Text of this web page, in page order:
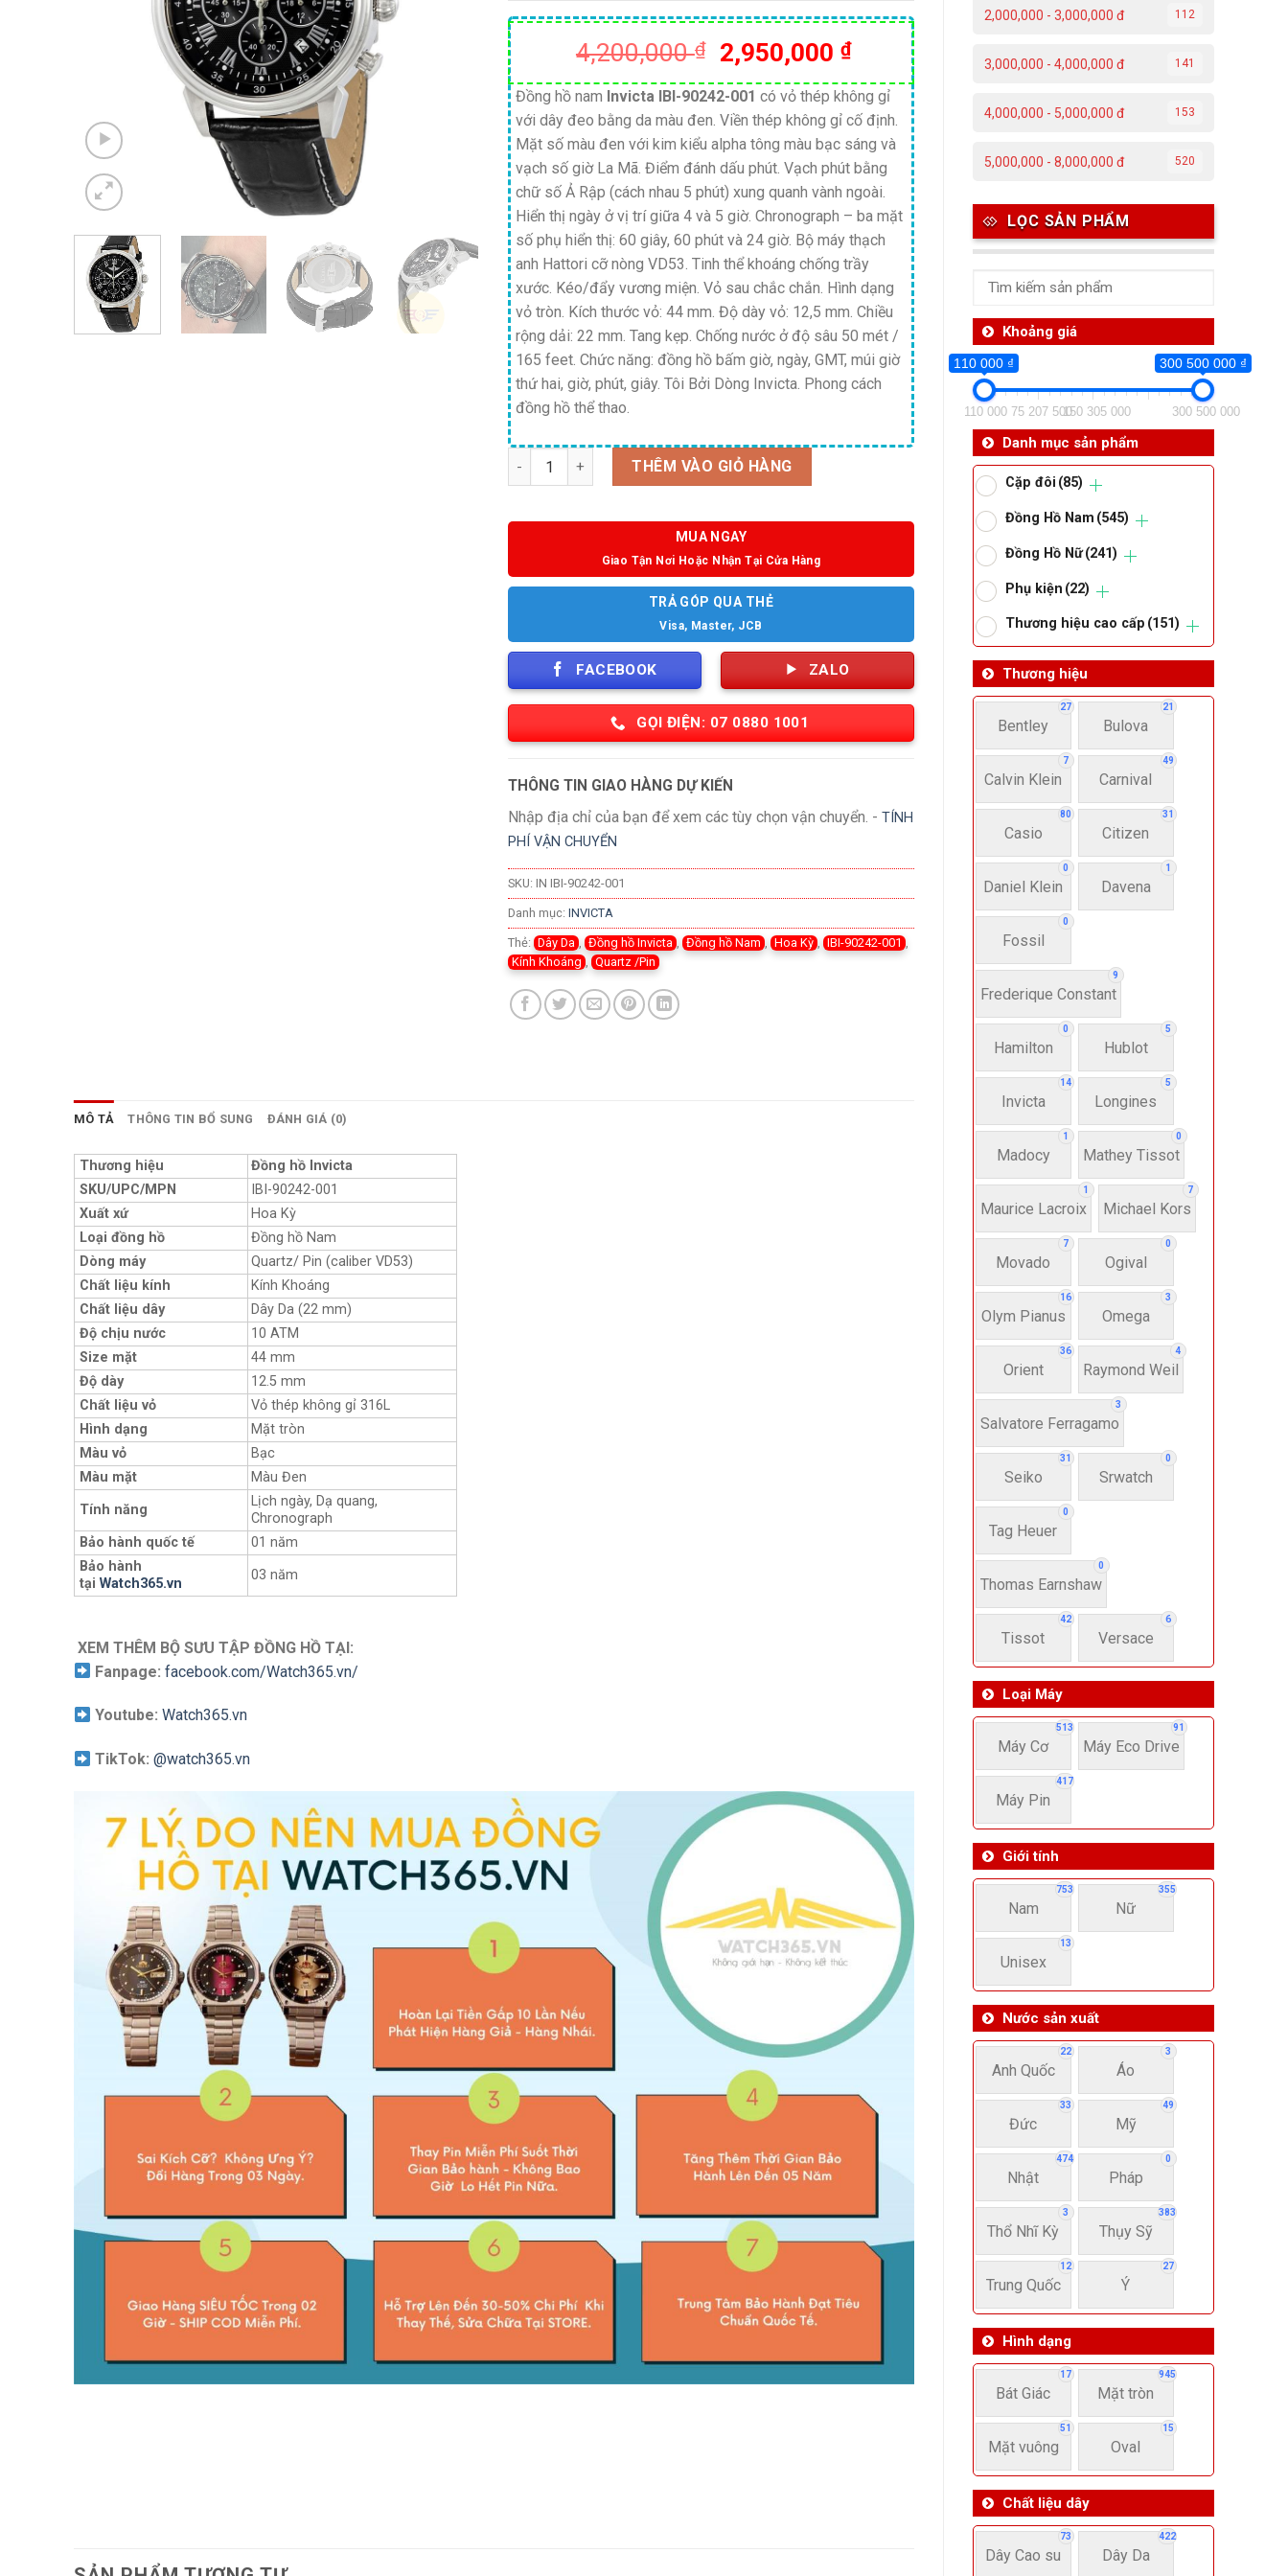
2,000,000 - 3,000,000 đ 112
3,000,000 - 4,000,000 đ 141
4,000,000 - 5,000,000 đ 153
5,000,000 - 8,000,000 đ 520
LỌC SẢN PHẨM
Khoảng giá
110 000 ₫ 300 500 000 ₫
110 000 75 207 500150 305 000 300 500 000
Danh mục sản phẩm
Cặp đôi (85)
Đồng Hồ Nam (545)
Đồng Hồ Nữ (241)
Phụ kiện (22)
Thương hiệu cao cấp (151)
Thương hiệu
27
Bentley
21
Bulova
7
Calvin Klein
49
Carnival
80
Casio
31
Citizen
0
Daniel Klein
1
Davena
0
Fossil
9
Frederique Constant
0
Hamilton
5
Hublot
14
Invicta
5
Longines
1
Madocy
0
Mathey Tissot
1
Maurice Lacroix
7
Michael Kors
7
Movado
0
Ogival
16
Olym Pianus
3
Omega
36
Orient
4
Raymond Weil
3
Salvatore Ferragamo
31
Seiko
0
Srwatch
0
Tag Heuer
0
Thomas Earnshaw
42
Tissot
6
Versace
Loại Máy
513
Máy Cơ
91
Máy Eco Drive
417
Máy Pin
Giới tính
753
Nam
355
Nữ
13
Unisex
Nước sản xuất
22
Anh Quốc
3
Áo
33
Đức
49
Mỹ
474
Nhật
0
Pháp
3
Thổ Nhĩ Kỳ
383
Thụy Sỹ
12
Trung Quốc
27
Ý
Hình dạng
17
Bát Giác
945
Mặt tròn
51
Mặt vuông
15
Oval
Chất liệu dây
73
Dây Cao su
422
Dây Da
4,200,000₫
Giá
gốc
là:
4,200,000 ₫.
2,950,000 ₫Giá
hiện
tại
là:
2,950,000 ₫.
Đồng hồ nam Invicta IBI-90242-001 có vỏ thép không gỉ
với dây đeo bằng da màu đen. Viền thép không gỉ cố định.
Mặt số màu đen với kim kiểu alpha tông màu bạc sáng và
vạch số giờ La Mã. Điểm đánh dấu phút. Vạch phút bằng
chữ số Ả Rập (cách nhau 5 phút) xung quanh vành ngoài.
Hiển thị ngày ở vị trí giữa 4 và 5 giờ. Chronograph – ba mặt
số phụ hiển thị: 60 giây, 60 phút và 24 giờ. Bộ máy thạch
anh Hattori cỡ nòng VD53. Tinh thể khoáng chống trầy
xước. Kéo/đẩy vương miện. Vỏ sau chắc chắn. Hình dạng
vỏ tròn. Kích thước vỏ: 44 mm. Độ dày vỏ: 12,5 mm. Chiều
rộng dải: 22 mm. Tang kẹp. Chống nước ở độ sâu 50 mét /
165 feet. Chức năng: đồng hồ bấm giờ, ngày, GMT, múi giờ
thứ hai, giờ, phút, giây. Tôi Bởi Dòng Invicta. Phong cách
đồng hồ thể thao.
Số lượng THÊM VÀO GIỎ HÀNG
MUA NGAY
Giao Tận Nơi Hoặc Nhận Tại Cửa Hàng
TRẢ GÓP QUA THẺ
Visa, Master, JCB
FACEBOOK ZALO
GỌI ĐIỆN: 07 0880 1001
THÔNG TIN GIAO HÀNG DỰ KIẾN
Nhập địa chỉ của bạn để xem các tùy chọn vận chuyển. -TÍNH
PHÍ VẬN CHUYỂN
SKU:IN IBI-90242-001
Danh mục:INVICTA
Thẻ: Dây Da , Đồng hồ Invicta , Đồng hồ Nam , Hoa Kỳ , IBI-90242-001
Kính Khoáng
, Quartz /Pin
MÔ TẢ THÔNG TIN BỔ SUNG ĐÁNH GIÁ (0)
Thương hiệu
Đồng hồ Invicta
SKU/UPC/MPN
IBI-90242-001
Xuất xứ
Hoa Kỳ
Loại đồng hồ
Đồng hồ Nam
Dòng máy
Quartz/ Pin (caliber VD53)
Chất liệu kính
Kính Khoáng
Chất liệu dây
Dây Da (22 mm)
Độ chịu nước
10 ATM
Size mặt
44 mm
Độ dày
12.5 mm
Chất liệu vỏ
Vỏ thép không gỉ 316L
Hình dạng
Mặt tròn
Màu vỏ
Bạc
Màu mặt
Màu Đen
Tính năng
Lịch ngày, Dạ quang,
Chronograph
Bảo hành quốc tế
01 năm
Bảo hành
tại Watch365.vn
03 năm
XEM THÊM BỘ SƯU TẬP ĐỒNG HỒ TẠI:
Fanpage: facebook.com/Watch365.vn/
Youtube: Watch365.vn
TikTok: @watch365.vn